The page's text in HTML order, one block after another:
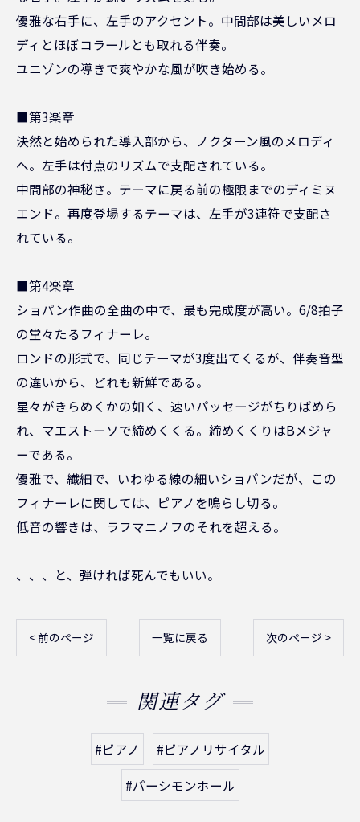
優雅な右手に、左手のアクセント。中間部は美しいメロ
ディとほぼコラールとも取れる伴奏。
ユニゾンの導きで爽やかな風が吹き始める。
■第3楽章
決然と始められた導入部から、ノクターン風のメロディ
へ。左手は付点のリズムで支配されている。
中間部の神秘さ。テーマに戻る前の極限までのディミヌ
エンド。再度登場するテーマは、左手が3連符で支配さ
れている。
■第4楽章
ショパン作曲の全曲の中で、最も完成度が高い。6/8拍子
の堂々たるフィナーレ。
ロンドの形式で、同じテーマが3度出てくるが、伴奏音型
の違いから、どれも新鮮である。
星々がきらめくかの如く、速いパッセージがちりばめら
れ、マエストーソで締めくくる。締めくくりはBメジャ
ーである。
優雅で、繊細で、いわゆる線の細いショパンだが、この
フィナーレに関しては、ピアノを鳴らし切る。
低音の響きは、ラフマニノフのそれを超える。
、、、と、弾ければ死んでもいい。
< 前のページ 一覧に戻る 次のページ >
関連タグ
#ピアノ #ピアノリサイタル
#パーシモンホール